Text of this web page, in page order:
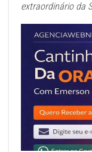
extraordinário da